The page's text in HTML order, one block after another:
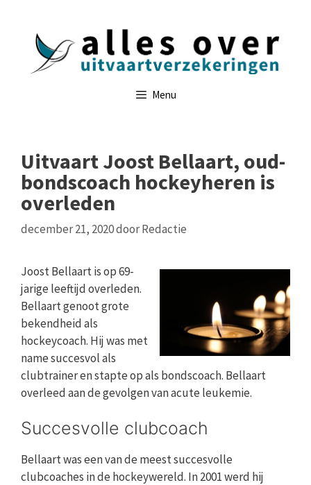
Menu
Uitvaart Joost Bellaart, oud-
bondscoach hockeyheren is
overleden
december 21, 2020doorRedactie
Joost Bellaart is op 69-
jarige leeftijd overleden.
Bellaart genoot grote
bekendheid als
hockeycoach. Hij was met
name succesvol als
clubtrainer en stapte op als bondscoach. Bellaart
overleed aan de gevolgen van acute leukemie.
Succesvolle clubcoach
Bellaart was een van de meest succesvolle
clubcoaches in de hockeywereld. In 2001 werd hij